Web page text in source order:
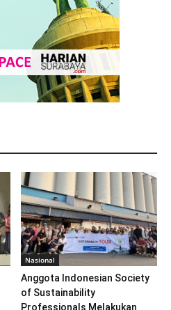
Nasional
Anggota Indonesian Society
of Sustainability
Professionals Melakukan